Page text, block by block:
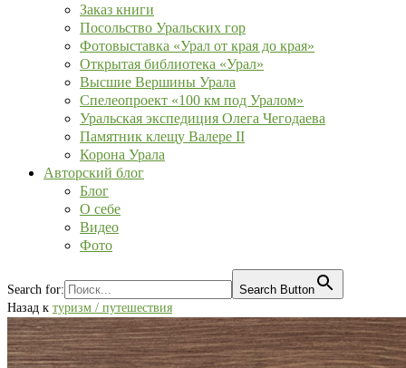
Заказ книги
Посольство Уральских гор
Фотовыставка «Урал от края до края»
Открытая библиотека «Урал»
Высшие Вершины Урала
Спелеопроект «100 км под Уралом»
Уральская экспедиция Олега Чегодаева
Памятник клещу Валере II
Корона Урала
Авторский блог
Блог
О себе
Видео
Фото
Search for:
Search Button
Назад к туризм / путешествия